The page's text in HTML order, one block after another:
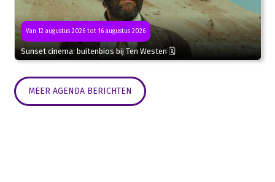
Van 12 augustus 2026 tot 16 augustus 2026
Sunset cinema: buitenbios bij Ten Westen 🗓
MEER AGENDA BERICHTEN